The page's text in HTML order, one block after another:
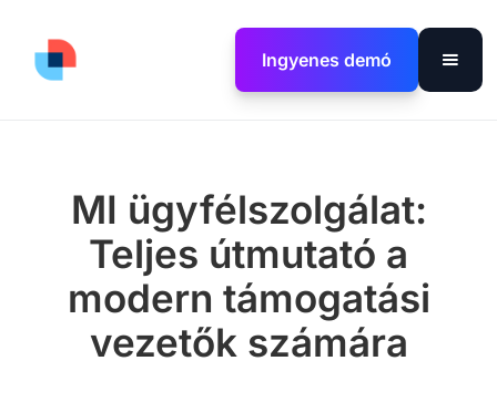
Ingyenes demó
MI ügyfélszolgálat:
Teljes útmutató a
modern támogatási
vezetők számára